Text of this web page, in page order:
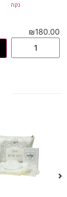
נקה
₪180.00